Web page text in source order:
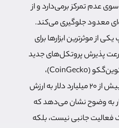
سوی عدم تمرکز برمی‌دارد و از
معدود جلوگیری می‌کند.
از موثرترین ابزارها برای
پذیرش پروتکل‌های جدید
است. طبق گزارش سال ۲۰۲۴ کوین‌گکو (CoinGecko)،
ایردراپ‌های بزرگ سال گذشته بیش از ۲۰ میلیارد دلار به ارزش
به وضوح نشان می‌دهد که
فعالیت جانبی نیست، بلکه